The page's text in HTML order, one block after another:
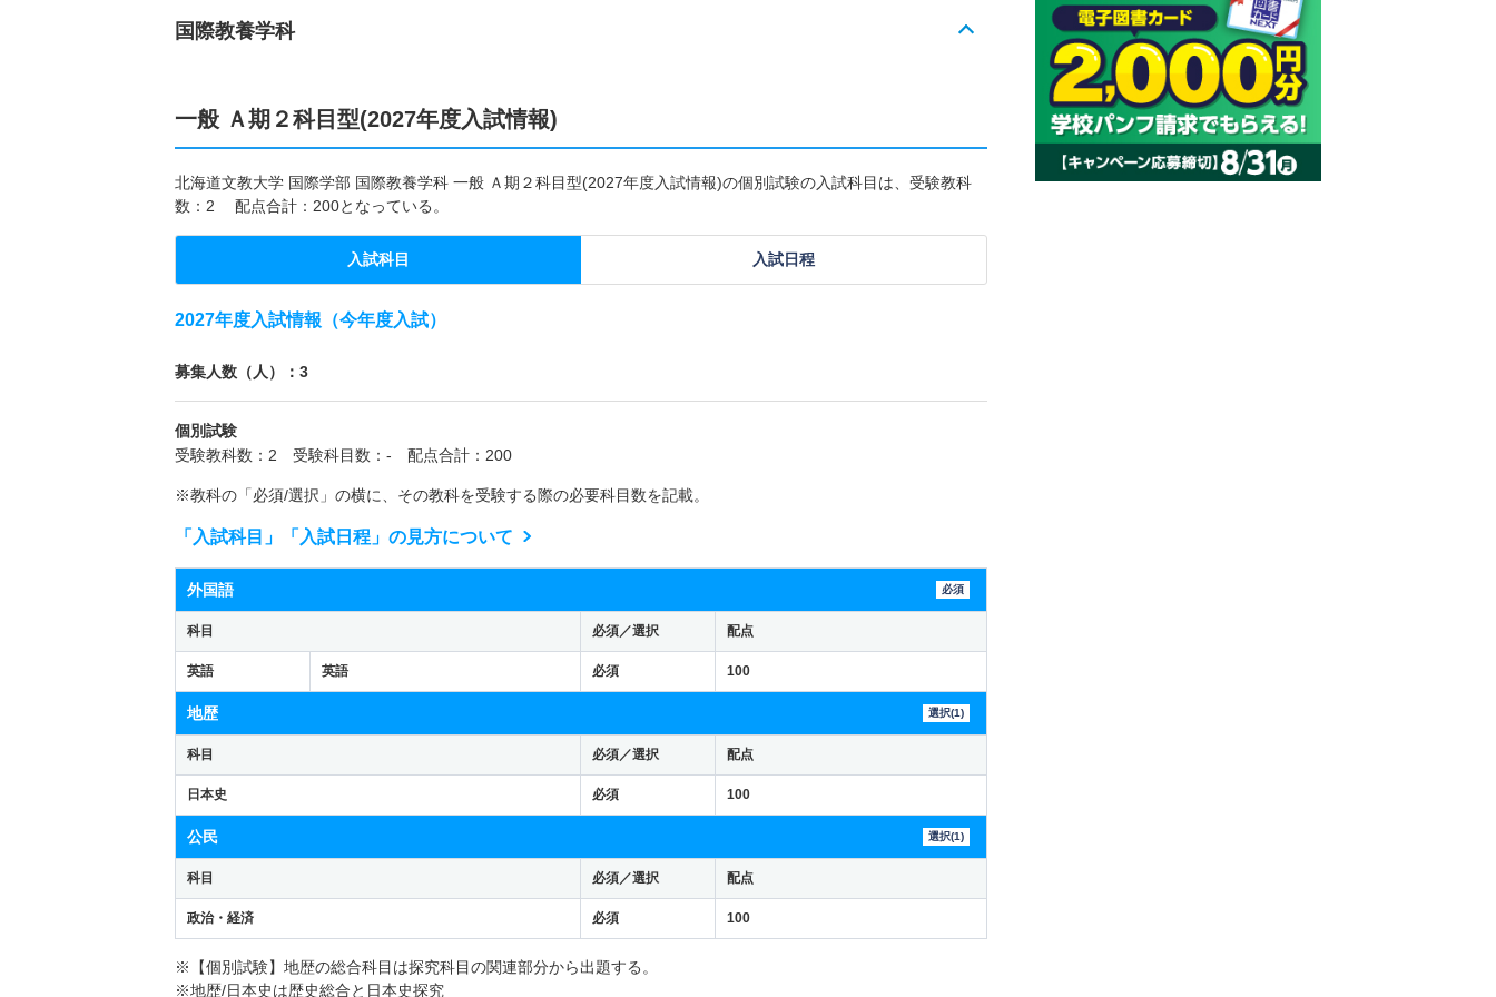
国際教養学科
一般 Ａ期２科目型(2027年度入試情報)
北海道文教大学 国際学部 国際教養学科 一般 Ａ期２科目型(2027年度入試情報)の個別試験の入試科目は、受験教科
数：2 配点合計：200となっている。
入試科目 入試日程
2027年度入試情報（今年度入試）
募集人数（人）：3
個別試験
受験教科数：2 受験科目数：- 配点合計：200
※教科の「必須/選択」の横に、その教科を受験する際の必要科目数を記載。
「入試科目」「入試日程」の見方について
外国語 必須
科目 必須／選択 配点
英語 英語 必須 100
地歴 選択(1)
科目 必須／選択 配点
日本史 必須 100
公民 選択(1)
科目 必須／選択 配点
政治・経済 必須 100
※【個別試験】地歴の総合科目は探究科目の関連部分から出題する。
※地歴/日本史は歴史総合と日本史探究